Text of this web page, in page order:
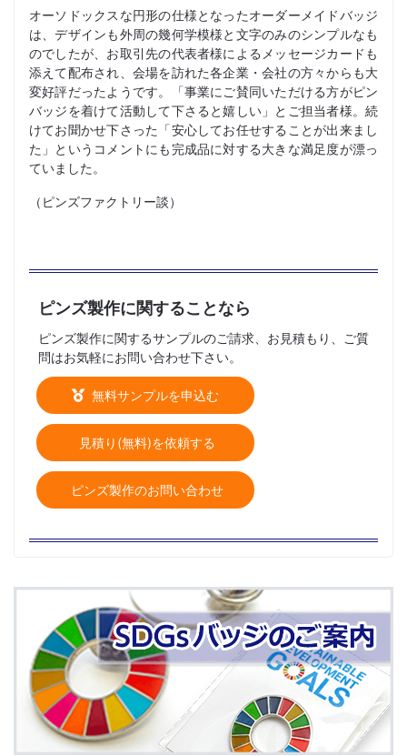
オーソドックスな円形の仕様となったオーダーメイドバッジ
は、デザインも外周の幾何学模様と文字のみのシンプルなも
のでしたが、お取引先の代表者様によるメッセージカードも
添えて配布され、会場を訪れた各企業・会社の方々からも大
変好評だったようです。「事業にご賛同いただける方がピン
バッジを着けて活動して下さると嬉しい」とご担当者様。続
けてお聞かせ下さった「安心してお任せすることが出来まし
た」というコメントにも完成品に対する大きな満足度が漂っ
ていました。
（ピンズファクトリー談）
ピンズ製作に関することなら
ピンズ製作に関するサンプルのご請求、お見積もり、ご質
問はお気軽にお問い合わせ下さい。
無料サンプルを申込む
見積り(無料)を依頼する
ピンズ製作のお問い合わせ